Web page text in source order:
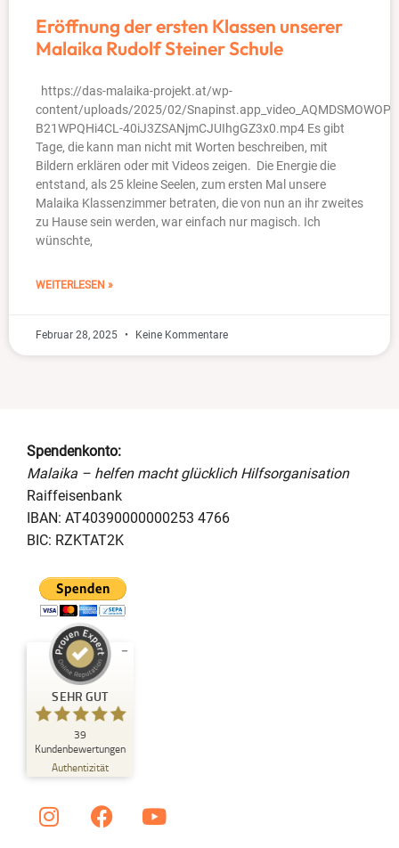
Eröffnung der ersten Klassen unserer
Malaika Rudolf Steiner Schule
https://das-malaika-projekt.at/wp-
content/uploads/2025/02/
B21WPQHi4CL-40iJ3ZSANjmCJUIhgGZ3x0.mp4 Es gibt
Tage, die kann man nicht mit Worten beschreiben, mit
Bildern erklären oder mit Videos zeigen. Die Energie die
entstand, als 25 kleine Seelen, zum ersten Mal unsere
Malaika Klassenzimmer betraten, die von nun an ihr zweites
zu Hause sein werden, war einfach nur magisch. Ich
wünschte,
WEITERLESEN »
Februar 28, 2025 Keine Kommentare
Spendenkonto:
Malaika – helfen macht glücklich Hilfsorganisation
Raiffeisenbank
IBAN: AT40390000000253 4766
BIC: RZKTAT2K
SEHR GUT
39
Kundenbewertungen
Authentizität
Kundenbewertungen und
Erfahrungen zu
Das Malaika Projekt
SEHR GUT
39
I
n
F
a
Y
o